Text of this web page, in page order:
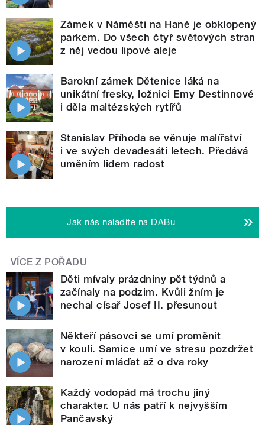
Zámek v Náměšti na Hané je obklopený
parkem. Do všech čtyř světových stran
z něj vedou lipové aleje
Barokní zámek Dětenice láká na
unikátní fresky, ložnici Emy Destinnové
i děla maltézských rytířů
Stanislav Příhoda se věnuje malířství
i ve svých devadesáti letech. Předává
uměním lidem radost
Jak nás naladíte na DABu
VÍCE Z POŘADU
Děti mívaly prázdniny pět týdnů a
začínaly na podzim. Kvůli žním je
nechal císař Josef II. přesunout
Někteří pásovci se umí proměnit
v kouli. Samice umí ve stresu pozdržet
narození mláďat až o dva roky
Každý vodopád má trochu jiný
charakter. U nás patří k nejvyšším
Pančavský